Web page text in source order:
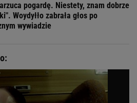
pogardę. Niestety, znam dobrze
Woydyłło zabrała głos po
wywiadzie